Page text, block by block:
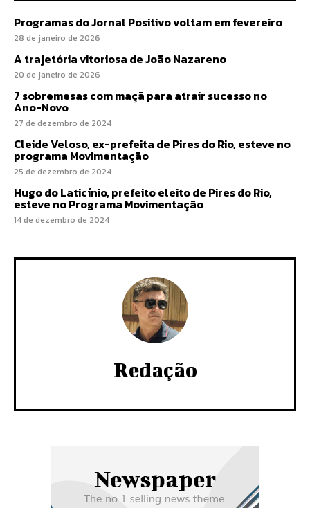
Programas do Jornal Positivo voltam em fevereiro
28 de janeiro de 2026
A trajetória vitoriosa de João Nazareno
20 de janeiro de 2026
7 sobremesas com maçã para atrair sucesso no
Ano-Novo
27 de dezembro de 2024
Cleide Veloso, ex-prefeita de Pires do Rio, esteve no
programa Movimentação
25 de dezembro de 2024
Hugo do Laticínio, prefeito eleito de Pires do Rio,
esteve no Programa Movimentação
14 de dezembro de 2024
Redação